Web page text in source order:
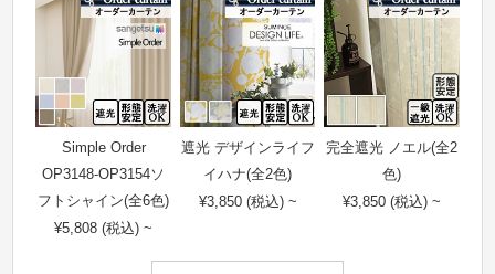
Simple Order
OP3148-OP3154ソ
フトシャイン(全6色)
¥5,808 (税込) ~
遮光 デザインライフ
イハナ(全2色)
¥3,850 (税込) ~
完全遮光 ノエル(全2
色)
¥3,850 (税込) ~